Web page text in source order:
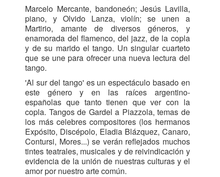
Marcelo Mercante, bandoneón; Jesús Lavilla,
piano, y Olvido Lanza, violín; se unen a
Martirio, amante de diversos géneros, y
enamorada del flamenco, del jazz, de la copla
y de su marido el tango. Un singular cuarteto
que se une para ofrecer una nueva lectura del
tango.
'Al sur del tango' es un espectáculo basado en
este género y en las raíces argentino-
españolas que tanto tienen que ver con la
copla. Tangos de Gardel a Piazzola, temas de
los más celebres compositores (los hermanos
Expósito, Discépolo, Eladia Blázquez, Canaro,
Contursi, Mores...) se verán reflejados muchos
tintes teatrales, musicales y de reivindicación y
evidencia de la unión de nuestras culturas y el
amor por nuestro arte común.